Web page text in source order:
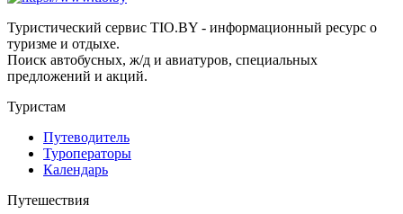
Туристический сервис TIO.BY - информационный ресурс о
туризме и отдыхе.
Поиск автобусных, ж/д и авиатуров, специальных
предложений и акций.
Туристам
Путеводитель
Туроператоры
Календарь
Путешествия